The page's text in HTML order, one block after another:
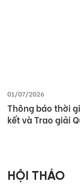
01/07/2026
Thông báo thời
kết và Trao giải
HỘI THẢO